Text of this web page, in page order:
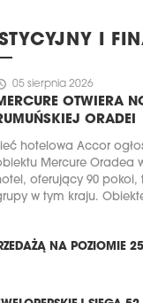
I
05 sierpnia 2026
OTWIERA
ORADEI
hotelowa Accor
Mercure Oradea
oferujący 90 pokoi,
w tym kraju.
NA POZIOMIE